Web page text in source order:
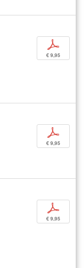
p
€ 9,95
p
€ 9,95
p
€ 9,95